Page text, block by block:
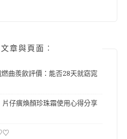
章與頁面︰
曲羨飲評價：能否28天就窈窕
仔癀煥顏珍珠霜使用心得分享